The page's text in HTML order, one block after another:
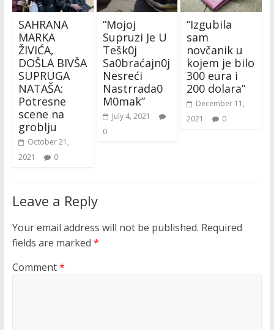
SAHRANA
MARKA
ŽIVIĆA,
DOŠLA BIVŠA
SUPRUGA
NATAŠA:
Potresne
scene na
groblju
October 21,
2021
0
“Mojoj
Supruzi Je U
Tešk0j
Sa0braćajn0j
Nesreći
Nastrrada0
M0mak”
July 4, 2021
0
“Izgubila
sam
novčanik u
kojem je bilo
300 eura i
200 dolara”
December 11,
2021
0
Leave a Reply
Your email address will not be published. Required
fields are marked *
Comment*